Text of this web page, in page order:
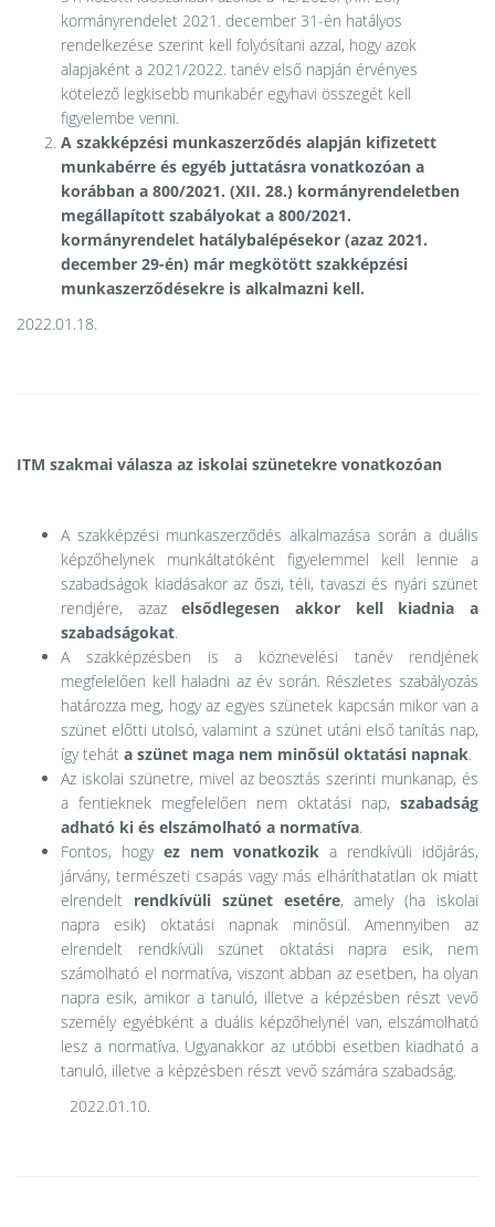
kormányrendelet 2021. december 31-én hatályos
rendelkezése szerint kell folyósítani azzal, hogy azok
alapjaként a 2021/2022. tanév első napján érvényes
kötelező legkisebb munkabér egyhavi összegét kell
figyelembe venni.
A szakképzési munkaszerződés alapján kifizetett
munkabérre és egyéb juttatásra vonatkozóan a
korábban a 800/2021. (XII. 28.) kormányrendeletben
megállapított szabályokat a 800/2021.
kormányrendelet hatálybalépésekor (azaz 2021.
december 29-én) már megkötött szakképzési
munkaszerződésekre is alkalmazni kell.
2022.01.18.
ITM szakmai válasza az iskolai szünetekre vonatkozóan
A szakképzési munkaszerződés alkalmazása során a duális
képzőhelynek munkáltatóként figyelemmel kell lennie a
szabadságok kiadásakor az őszi, téli, tavaszi és nyári szünet
rendjére, azazelsődlegesen akkor kell kiadnia a
szabadságokat.
A szakképzésben is a köznevelési tanév rendjének
megfelelően kell haladni az év során. Részletes szabályozás
határozza meg, hogy az egyes szünetek kapcsán mikor van a
szünet előtti utolsó, valamint a szünet utáni első tanítás nap,
így tehát a szünet maga nem minősül oktatási napnak.
Az iskolai szünetre, mivel az beosztás szerinti munkanap, és
a fentieknek megfelelően nem oktatási nap, szabadság
adható ki és elszámolható a normatíva.
Fontos, hogy ez nem vonatkozik a rendkívüli időjárás,
járvány, természeti csapás vagy más elháríthatatlan ok miatt
elrendelt rendkívüli szünet esetére, amely (ha iskolai
napra esik) oktatási napnak minősül. Amennyiben az
elrendelt rendkívüli szünet oktatási napra esik, nem
számolható el normatíva, viszont abban az esetben, ha olyan
napra esik, amikor a tanuló, illetve a képzésben részt vevő
személy egyébként a duális képzőhelynél van, elszámolható
lesz a normatíva. Ugyanakkor az utóbbi esetben kiadható a
tanuló, illetve a képzésben részt vevő számára szabadság.
2022.01.10.